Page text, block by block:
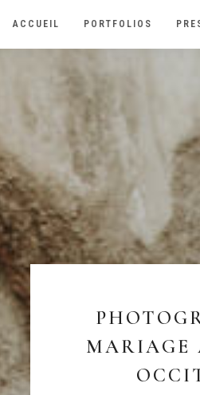
ACCUEIL PORTFOLIOS
MARIAGE